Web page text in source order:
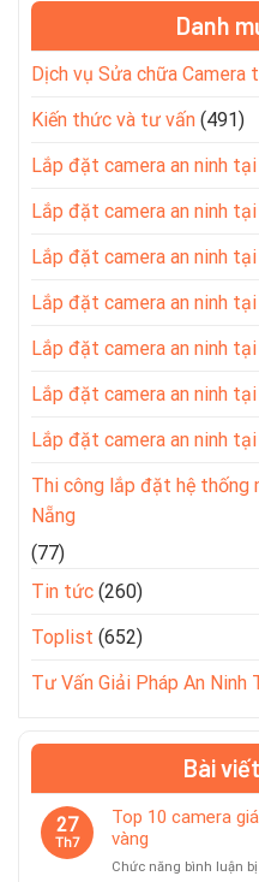
Danh
Dịch vụ Sửa chữa Camera
Kiến thức và tư vấn (491)
Lắp đặt camera an ninh tại
Lắp đặt camera an ninh
Lắp đặt camera an ninh tại
Lắp đặt camera an ninh
Lắp đặt camera an ninh
Lắp đặt camera an ninh
Lắp đặt camera an ninh
Thi công lắp đặt hệ thống
Nẵng
(77)
Tin tức (260)
Toplist (652)
Tư Vấn Giải Pháp An
Bài
27
Th7
Top 10 camera
vàng
Chức năng bình luận bị